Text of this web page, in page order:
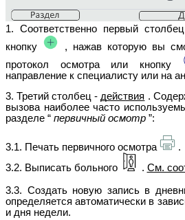
1. Соответственно первый
кнопку
, нажав которую вы
протокол осмотра или кнопку
направление к специалисту или на
3. Третий столбец -действия .
вызова наиболее часто
разделе “ первичный осмотр ”:
3.1. Печать первичного осмотра
.
3.2. Выписать больного
. См.
3.3. Создать новую запись в
определяется автоматически в
и дня недели.